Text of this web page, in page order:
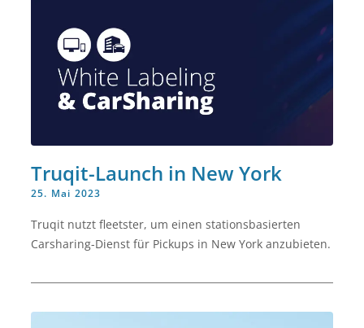
Truqit-Launch in New York
25. Mai 2023
Truqit nutzt fleetster, um einen stationsbasierten
Carsharing-Dienst für Pickups in New York anzubieten.